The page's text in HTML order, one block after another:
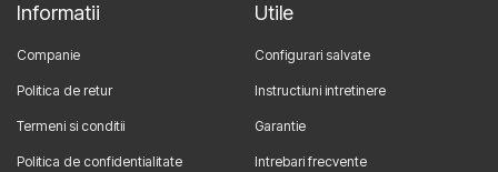
Informatii
Companie
Politica de retur
Termeni si conditii
Politica de confidentialitate
Utile
Configurari salvate
Instructiuni intretinere
Garantie
Intrebari frecvente